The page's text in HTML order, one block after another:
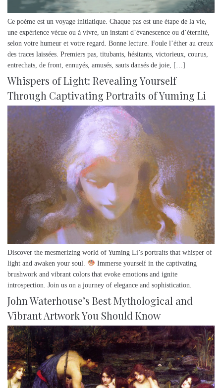
Ce poème est un voyage initiatique. Chaque pas est une étape de la vie,
une expérience vécue ou à vivre, un instant d’évanescence ou d’éternité,
selon votre humeur et votre regard. Bonne lecture. Foule l’éther au creux
des traces laissées. Premiers pas, titubants, hésitants, victorieux, courus,
entrechats, de front, ennuyés, amusés, sauts dansés de joie, […]
Whispers of Light: Revealing Yourself
Through Captivating Portraits of Yuming Li
Discover the mesmerizing world of Yuming Li’s portraits that whisper of
light and awaken your soul.
Immerse yourself in the captivating
brushwork and vibrant colors that evoke emotions and ignite
introspection. Join us on a journey of elegance and sophistication.
John Waterhouse’s Best Mythological and
Vibrant Artwork You Should Know